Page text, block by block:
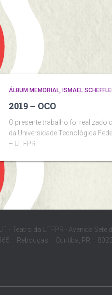
ÁLBUM MEMORIAL ISMAEL
2019 – OCO
O presente trabalho foi realizado
da Universidade Tecnológica
– UTFPR
- Teatro da UTFPR - Avenida Sete
– Rebouças – Curitiba, PR –